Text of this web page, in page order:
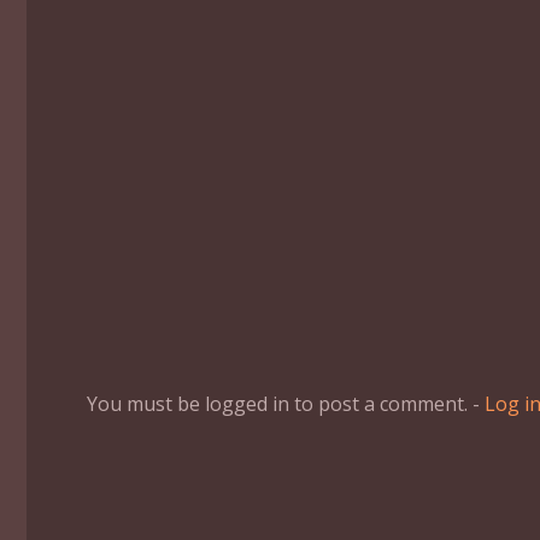
You must be logged in to post a comment. - Log in